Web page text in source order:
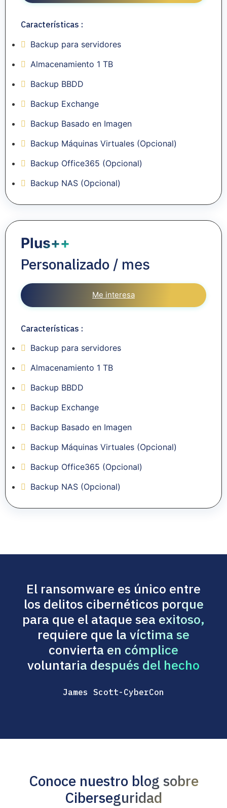
Características :
Backup para servidores
Almacenamiento 1 TB
Backup BBDD
Backup Exchange
Backup Basado en Imagen
Backup Máquinas Virtuales (Opcional)
Backup Office365 (Opcional)
Backup NAS (Opcional)
Plus++
Personalizado / mes
Me interesa
Características :
Backup para servidores
Almacenamiento 1 TB
Backup BBDD
Backup Exchange
Backup Basado en Imagen
Backup Máquinas Virtuales (Opcional)
Backup Office365 (Opcional)
Backup NAS (Opcional)
El ransomware es único entre
los delitos cibernéticos porque
para que el ataque sea exitoso,
requiere que la víctima se
convierta en cómplice
voluntaria después del hecho
James Scott-CyberCon
Conoce nuestro blog sobre
Ciberseguridad